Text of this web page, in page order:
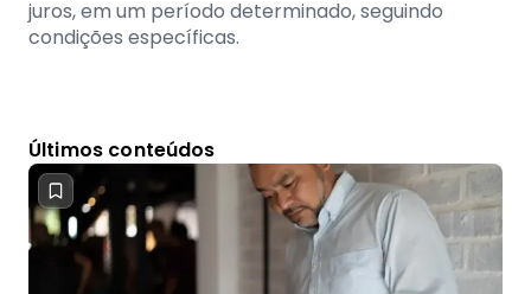
juros, em um período determinado, seguindo
condições específicas.
Últimos conteúdos